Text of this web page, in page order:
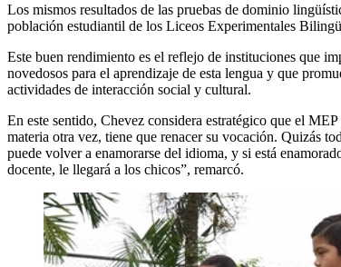
Los mismos resultados de las pruebas de dominio
población estudiantil de los Liceos Experimentales
Este buen rendimiento es el reflejo de instituciones que
novedosos para el aprendizaje de esta lengua y que
actividades de interacción social y cultural.
En este sentido, Chevez considera estratégico que el
materia otra vez, tiene que renacer su vocación. Quizás
puede volver a enamorarse del idioma, y si está
docente, le llegará a los chicos”, remarcó.